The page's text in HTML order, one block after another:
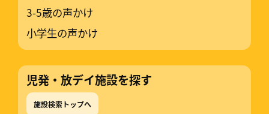
3-5歳の声かけ
小学生の声かけ
児発・放デイ施設を探す
施設検索トップへ